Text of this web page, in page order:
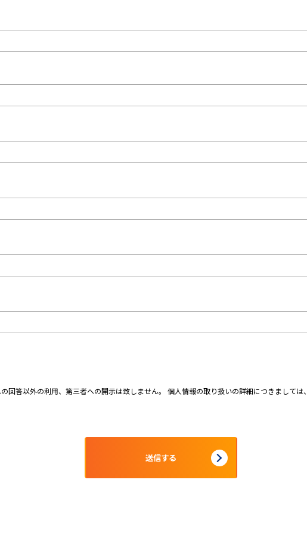
答以外の利用、第三者への開示は致しません。 個人情報の取り扱いの詳細につきましては、